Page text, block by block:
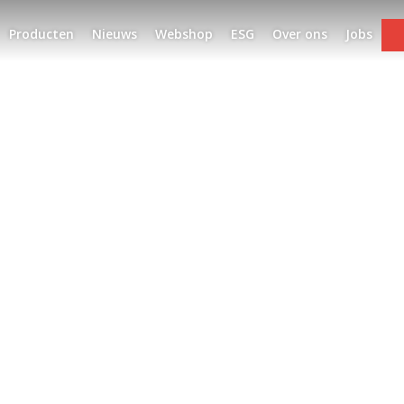
Producten Nieuws Webshop ESG Over ons Jobs